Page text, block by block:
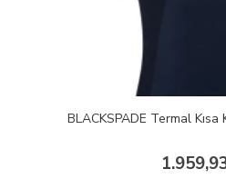
BLACKSPADE Termal